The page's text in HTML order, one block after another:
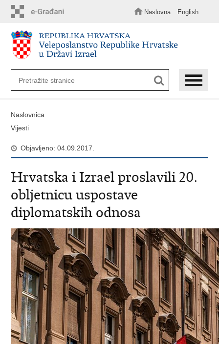
sadržaj
Naslovna English
Naslovnica
Vijesti
Objavljeno: 04.09.2017.
Hrvatska i Izrael proslavili 20.
obljetnicu uspostave
diplomatskih odnosa